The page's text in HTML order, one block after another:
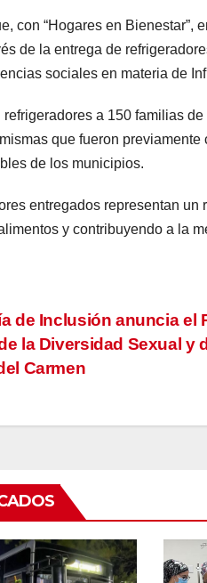
con “Hogares en
de la entrega de
sociales en materia de
refrigeradores a 150 familias
que fueron
de los municipios.
entregados representan
y contribuyendo a la
de Inclusión anuncia el
la Diversidad Sexual y
Carmen